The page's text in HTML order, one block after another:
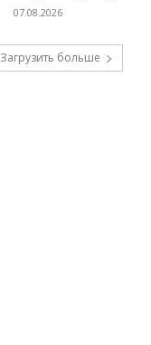
07.08.2026
Загрузить больше